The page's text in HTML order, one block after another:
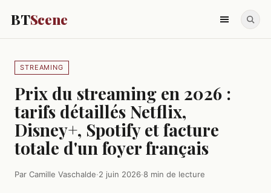
BTScene
STREAMING
Prix du streaming en 2026 :
tarifs détaillés Netflix,
Disney+, Spotify et facture
totale d'un foyer français
Par Camille Vaschalde·2 juin 2026·8 min de lecture